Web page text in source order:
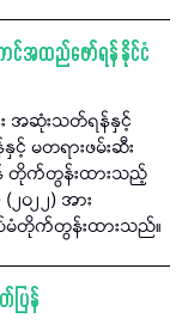
င်အထည်ဖော်ရန် နိုင်ငံ
း အဆုံးသတ်ရန်နှင့်
နှင့် မတရားဖမ်းဆီး
န် တိုက်တွန်းထားသည့်
၀၂၂) အား
မံတိုက်တွန်းထားသည်။
ပြန်